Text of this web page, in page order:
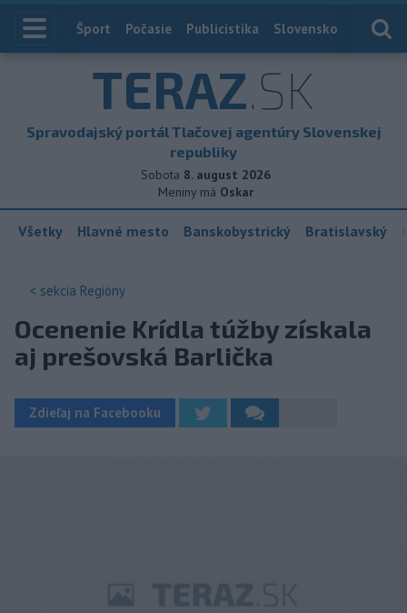
Index
Šport Počasie Publicistika Slovensko
TERAZ.SK
Spravodajský portál Tlačovej agentúry Slovenskej
republiky
Sobota 8. august 2026
Meniny má Oskar
Všetky Hlavné mesto Banskobystrický Bratislavský
< sekcia Regióny
Ocenenie Krídla túžby získala
aj prešovská Barlička
Zdieľaj na Facebooku